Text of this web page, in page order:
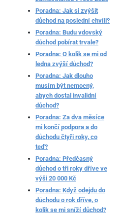
Poradna: Jak si zvýšit
důchod na poslední chvíli?
Poradna: Budu vdovský
důchod pobírat trvale?
Poradna: O kolik se mi od
ledna zvýší důchod?
Poradna: Jak dlouho
musím být nemocný,
abych dostal invalidní
důchod?
Poradna: Za dva měsíce
mi končí podpora a do
důchodu čtyři roky, co
teď?
Poradna: Předčasný
důchod o tři roky dříve ve
výši 20 000 Kč
Poradna: Když odejdu do
důchodu o rok dříve, o
kolik se mi sníží důchod?